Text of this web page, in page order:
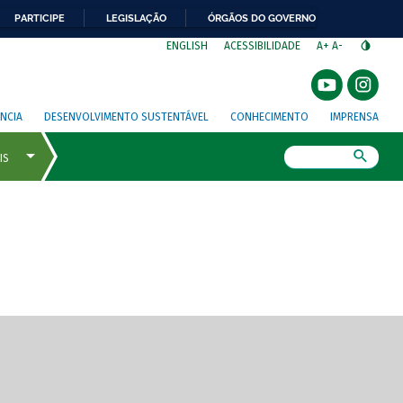
PARTICIPE LEGISLAÇÃO ÓRGÃOS DO GOVERNO
ENGLISH ACESSIBILIDADE A+ A-
DESENVOLVIMENTO SUSTENTÁVEL CONHECIMENTO IMPRENSA
de tela